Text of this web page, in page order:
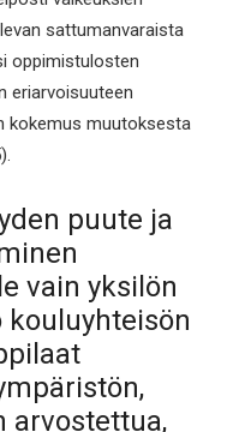
sattumanvaraista
oppimistulosten
eriarvoisuuteen
kokemus muutoksesta
puute ja
vain yksilön
kouluyhteisön
arvostettua,